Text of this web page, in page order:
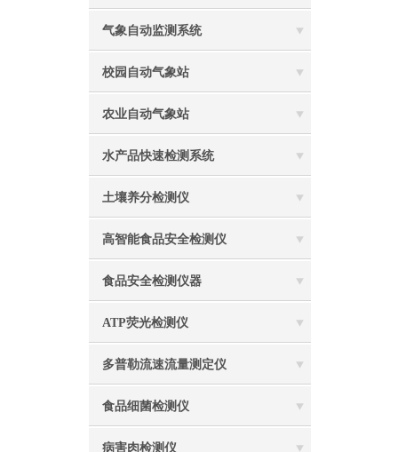
气象自动监测系统
校园自动气象站
农业自动气象站
水产品快速检测系统
土壤养分检测仪
高智能食品安全检测仪
食品安全检测仪器
ATP荧光检测仪
多普勒流速流量测定仪
食品细菌检测仪
病害肉检测仪